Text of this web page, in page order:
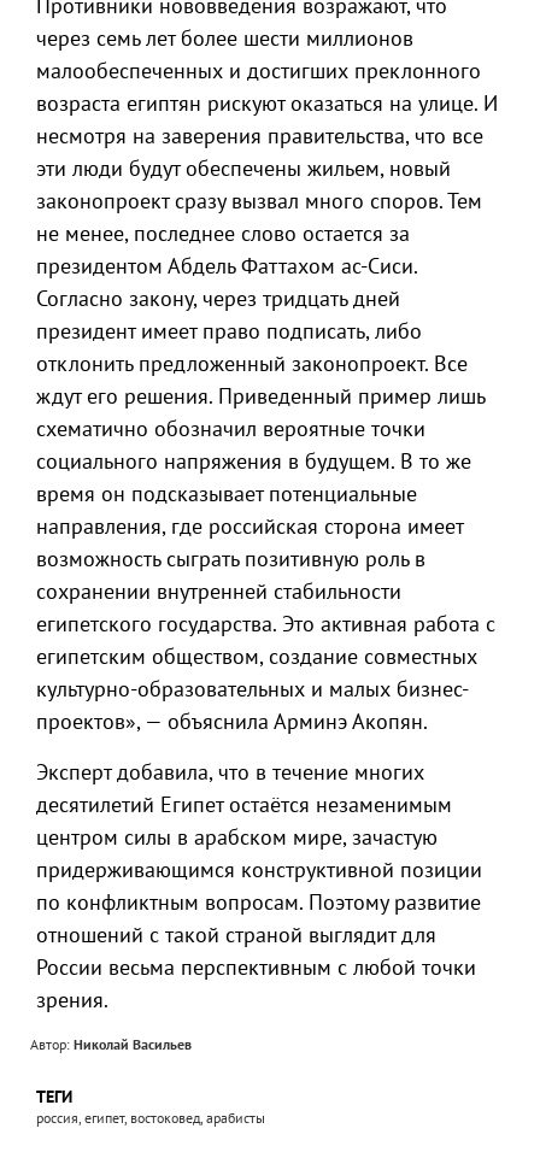
через семь лет более шести миллионов
малообеспеченных и достигших преклонного
возраста египтян рискуют оказаться на улице. И
несмотря на заверения правительства, что все
эти люди будут обеспечены жильем, новый
законопроект сразу вызвал много споров. Тем
не менее, последнее слово остается за
президентом Абдель Фаттахом ас-Сиси.
Согласно закону, через тридцать дней
президент имеет право подписать, либо
отклонить предложенный законопроект. Все
ждут его решения. Приведенный пример лишь
схематично обозначил вероятные точки
социального напряжения в будущем. В то же
время он подсказывает потенциальные
направления, где российская сторона имеет
возможность сыграть позитивную роль в
сохранении внутренней стабильности
египетского государства. Это активная работа с
египетским обществом, создание совместных
культурно-образовательных и малых бизнес-
проектов», — объяснила Арминэ Акопян.
Эксперт добавила, что в течение многих
десятилетий Египет остаётся незаменимым
центром силы в арабском мире, зачастую
придерживающимся конструктивной позиции
по конфликтным вопросам. Поэтому развитие
отношений с такой страной выглядит для
России весьма перспективным с любой точки
зрения.
Автор: Николай Васильев
ТЕГИ
россия, египет, востоковед, арабисты